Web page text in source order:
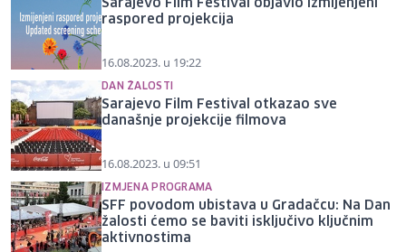
Sarajevo Film Festival objavio izmijenjeni
raspored projekcija
16.08.2023. u 19:22
DAN ŽALOSTI
Sarajevo Film Festival otkazao sve
današnje projekcije filmova
16.08.2023. u 09:51
IZMJENA PROGRAMA
SFF povodom ubistava u Gradačcu: Na Dan
žalosti ćemo se baviti isključivo ključnim
aktivnostima